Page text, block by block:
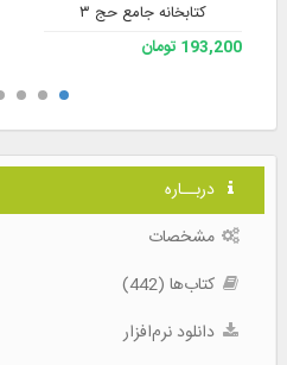
کتابخانه جامع حج ۳
193,200 تومان
دربــاره
مشخصات
کتاب‌ها (442)
دانلود نرم‌افزار